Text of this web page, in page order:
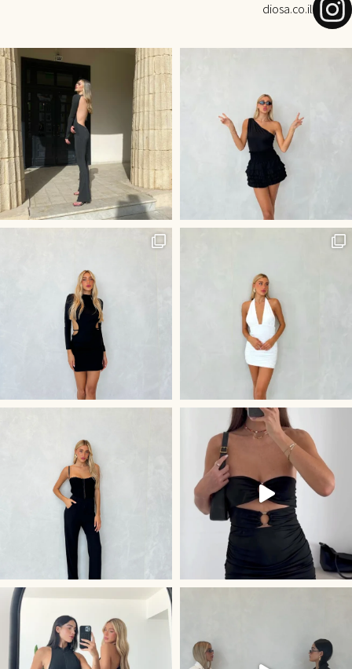
diosa.co.il
היוש לשמלה הכי לוהטת בסביבה
חליפת ״קים״ שלנו - שהיא השלמ